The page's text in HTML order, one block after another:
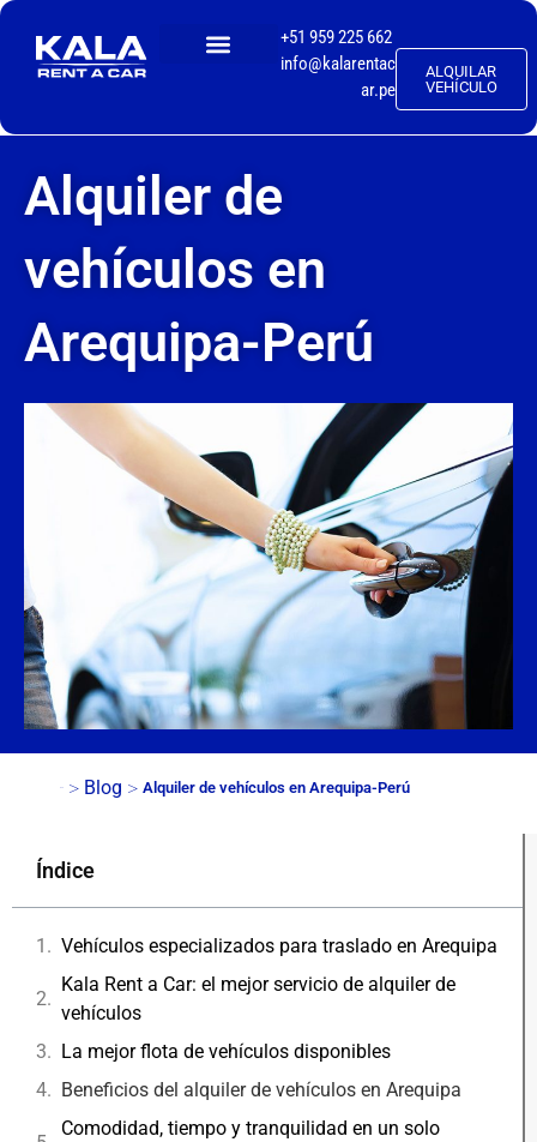
+51 959 225 662
info@kalarentac
ar.pe
ALQUILAR
VEHÍCULO
Alquiler de
vehículos en
Arequipa-Perú
> Blog > Alquiler de vehículos en Arequipa-Perú
Índice
Vehículos especializados para traslado en Arequipa
Kala Rent a Car: el mejor servicio de alquiler de
vehículos
La mejor flota de vehículos disponibles
Beneficios del alquiler de vehículos en Arequipa
Comodidad, tiempo y tranquilidad en un solo